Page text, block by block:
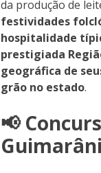
da produção de
festividades
hospitalidade
prestigiada
geográfica de
grão no estado.
📢